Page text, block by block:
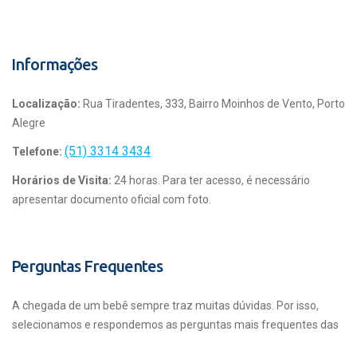
Informações
Localização: Rua Tiradentes, 333, Bairro Moinhos de Vento, Porto
Alegre
Telefone: (51) 3314 3434
Horários de Visita: 24 horas. Para ter acesso, é necessário
apresentar documento oficial com foto.
Perguntas Frequentes
A chegada de um bebê sempre traz muitas dúvidas. Por isso,
selecionamos e respondemos as perguntas mais frequentes das